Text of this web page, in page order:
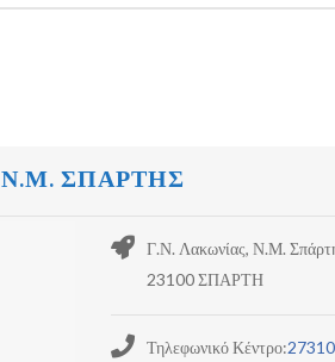
Ν.Μ. ΣΠΑΡΤΗΣ
Γ.Ν. Λακωνίας, Ν.Μ.
23100 ΣΠΑΡΤΗ
Τηλεφωνικό Κέντρο: